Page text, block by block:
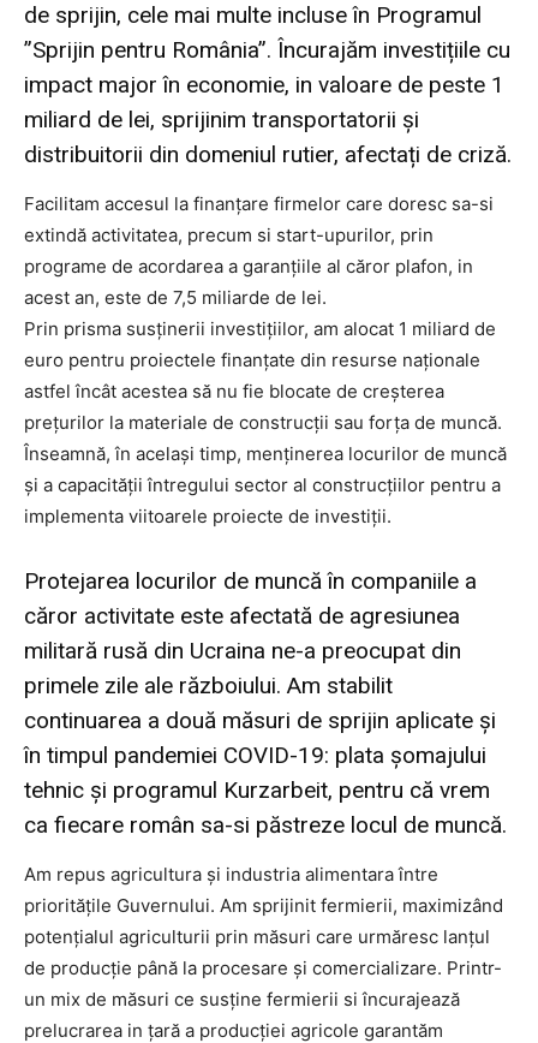
de sprijin, cele mai multe incluse în Programul
”Sprijin pentru România”. Încurajăm investițiile cu
impact major în economie, in valoare de peste 1
miliard de lei, sprijinim transportatorii și
distribuitorii din domeniul rutier, afectați de criză.
Facilitam accesul la finanțare firmelor care doresc sa-si
extindă activitatea, precum si start-upurilor, prin
programe de acordarea a garanțiile al căror plafon, in
acest an, este de 7,5 miliarde de lei.
Prin prisma susținerii investițiilor, am alocat 1 miliard de
euro pentru proiectele finanțate din resurse naționale
astfel încât acestea să nu fie blocate de creșterea
prețurilor la materiale de construcții sau forța de muncă.
Înseamnă, în același timp, menținerea locurilor de muncă
și a capacității întregului sector al construcțiilor pentru a
implementa viitoarele proiecte de investiții.
Protejarea locurilor de muncă în companiile a
căror activitate este afectată de agresiunea
militară rusă din Ucraina ne-a preocupat din
primele zile ale războiului. Am stabilit
continuarea a două măsuri de sprijin aplicate și
în timpul pandemiei COVID-19: plata șomajului
tehnic și programul Kurzarbeit, pentru că vrem
ca fiecare român sa-si păstreze locul de muncă.
Am repus agricultura și industria alimentara între
prioritățile Guvernului. Am sprijinit fermierii, maximizând
potențialul agriculturii prin măsuri care urmăresc lanțul
de producție până la procesare și comercializare. Printr-
un mix de măsuri ce susține fermierii si încurajează
prelucrarea in țară a producției agricole garantăm